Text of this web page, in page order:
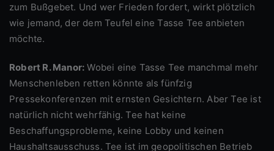
zum Bußgebet. Und wer Frieden fordert, wirkt plötzlich
wie jemand, der dem Teufel eine Tasse Tee anbieten
möchte.
Robert R. Manor: Wobei eine Tasse Tee manchmal mehr
Menschenleben retten könnte als fünfzig
Pressekonferenzen mit ernsten Gesichtern. Aber Tee ist
natürlich nicht wehrfähig. Tee hat keine
Beschaffungsprobleme, keine Lobby und keinen
Haushaltsausschuss. Tee ist im geopolitischen Betrieb